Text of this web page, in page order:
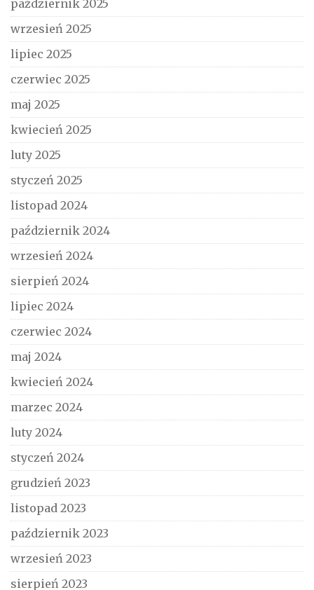
październik 2025
wrzesień 2025
lipiec 2025
czerwiec 2025
maj 2025
kwiecień 2025
luty 2025
styczeń 2025
listopad 2024
październik 2024
wrzesień 2024
sierpień 2024
lipiec 2024
czerwiec 2024
maj 2024
kwiecień 2024
marzec 2024
luty 2024
styczeń 2024
grudzień 2023
listopad 2023
październik 2023
wrzesień 2023
sierpień 2023